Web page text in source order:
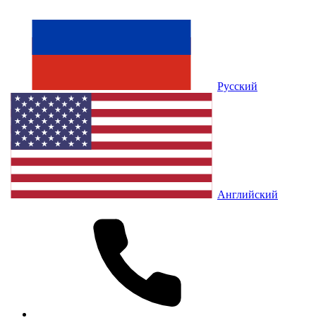
Русский
Английский